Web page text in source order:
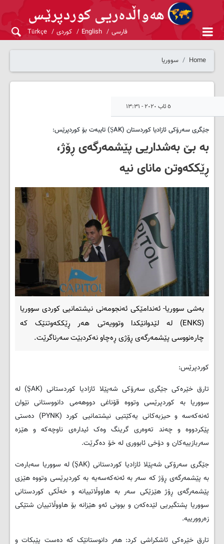
فارسی English کوردی Türkçe
Home سووریا
٥ ئاب ٢٠٢٠ - ١٣:٣١
جێگری سەرۆکی ئازادیا کوردستان (ŞAK) تایبەت بۆ کوردپرێس:
بە بێ بەشداریی پێشمەرگەی ڕۆژ،
ڕێککەوتن مانای نیە
بەشی سووریا- ئەندامێکی ئەنجومەنی نیشتمانیی کوردی سووریا
(ENKS) لە لێدوانێکدا وتوویەتی هەر ڕێککەوتنێک کە
چارەنووسی پێشمەرگەی ڕۆژی ڕەچاو نەکردبێت سەرناگرێت.
کوردپرێس:
تارق خێرەکی جێگری سەرۆکی شەپێلا ئازادیا کوردستانی (ŞAK) لە
سووریا بە کوردپرێسی وتووە قۆناغی دووهەمی دانووستانی نێوان
ئەنەکەسە و حیزبەکانی یەکێتیی نیشتمانیی کورد (PYNK) دەستی
پێکردووە و چەند تەوەری گرینگ وەک ئیدارەی ناوچەکە و هێزە
سەربازییەکان و دۆخی ئابووری لە خۆ دەگرێت.
جێگری سەرۆکی شەپێلا ئازادیا کوردستانی (ŞAK) لە سووریا سەبارەت
بە پێشمەرگەی ڕۆژ کە سەر بە ئەنەکەسەیە بە کوردپرێسی وتووە هێزی
پێشمەرگەی ڕۆژ هێزێکی سەر بە هاووڵاتییانە و خەڵکی کوردستانی
سووریا پشتگیریی لێدەکەن و بوونی ئەو هێزانە بۆ هاووڵاتییان شتێکی
زەروورییە.
تارق خێرەکی ئاشکراشی کرد: هەر دانوستانێک کە دەست پێبکات و